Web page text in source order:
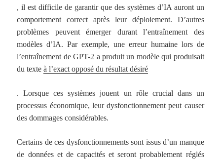
, il est difficile de garantir que des systèmes d’IA auront un
comportement correct après leur déploiement. D’autres
problèmes peuvent émerger durant l’entraînement des
modèles d’IA. Par exemple, une erreur humaine lors de
l’entraînement de GPT-2 a produit un modèle qui produisait
du texteà l’exact opposé du résultat désiré
. Lorsque ces systèmes jouent un rôle crucial dans un
processus économique, leur dysfonctionnement peut causer
des dommages considérables.
Certains de ces dysfonctionnements sont issus d’un manque
de données et de capacités et seront probablement réglés